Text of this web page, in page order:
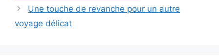
Une touche de revanche pour un autre
voyage délicat